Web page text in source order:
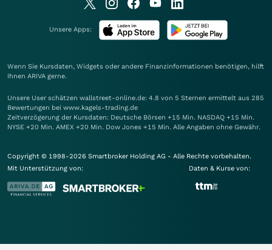
Unsere Apps:
Wenn Sie Kursdaten, Widgets oder andere Finanzinformationen benötigen, hilft
Ihnen ARIVA gerne.
Unsere User schätzen wallstreet-online.de: 4.8 von 5 Sternen ermittelt aus 285
Bewertungen bei www.kagels-trading.de
Zeitverzögerung der Kursdaten: Deutsche Börsen +15 Min. NASDAQ +15 Min.
NYSE +20 Min. AMEX +20 Min. Dow Jones +15 Min. Alle Angaben ohne Gewähr.
Copyright © 1998-2026 Smartbroker Holding AG - Alle Rechte vorbehalten.
Mit Unterstützung von:
Daten & Kurse von: